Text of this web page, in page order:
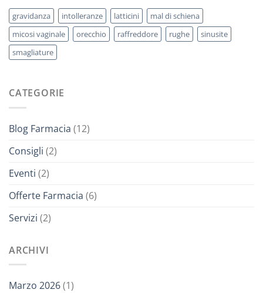
gravidanza intolleranze latticini
mal di schiena
micosi vaginale
orecchio raffreddore rughe
sinusite
smagliature
CATEGORIE
Blog Farmacia (12)
Consigli (2)
Eventi (2)
Offerte Farmacia (6)
Servizi (2)
ARCHIVI
Marzo 2026(1)